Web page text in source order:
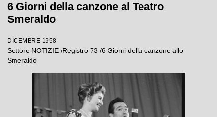
6 Giorni della canzone al Teatro
Smeraldo
DICEMBRE 1958
Settore NOTIZIE /Registro 73 /6 Giorni della canzone allo
Smeraldo